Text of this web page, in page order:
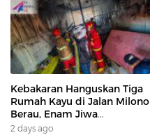
Kebakaran Hanguskan Tiga
Rumah Kayu di Jalan Milono
Berau, Enam Jiwa
Terdampak
2 days ago